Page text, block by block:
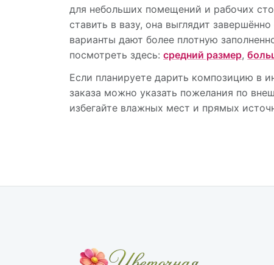
для небольших помещений и рабочих
ставить в вазу, она выглядит
варианты дают более плотную
посмотреть здесь: средний размер,
Если планируете дарить композицию в
заказа можно указать пожелания по
избегайте влажных мест и прямых